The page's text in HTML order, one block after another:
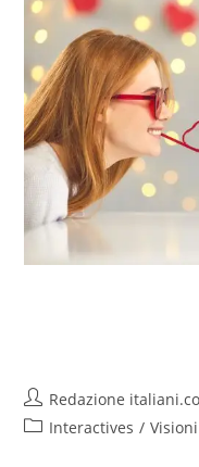
Redazione
Interactives / Visioni